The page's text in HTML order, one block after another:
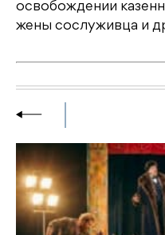
освобождении
жены сослуживца и